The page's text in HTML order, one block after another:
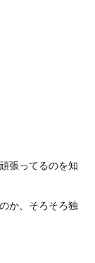
張ってるのを知
か、そろそろ独